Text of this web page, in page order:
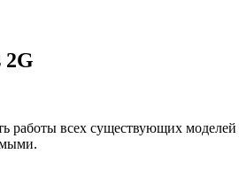
2G
работы всех существующих моделей